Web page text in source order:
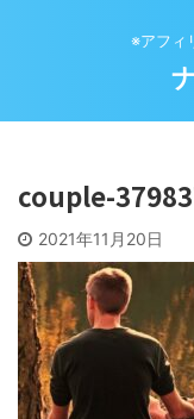
※アフィ
couple-
2021年11月20日